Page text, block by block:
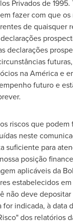
Privados de
fazer com que
de quaisquer
declarações
na América e
futuro e
riscos que
neste
suficiente para
posição
aplicáveis da
estabelecidos
não deve
for indicada, à data
dos relatórios